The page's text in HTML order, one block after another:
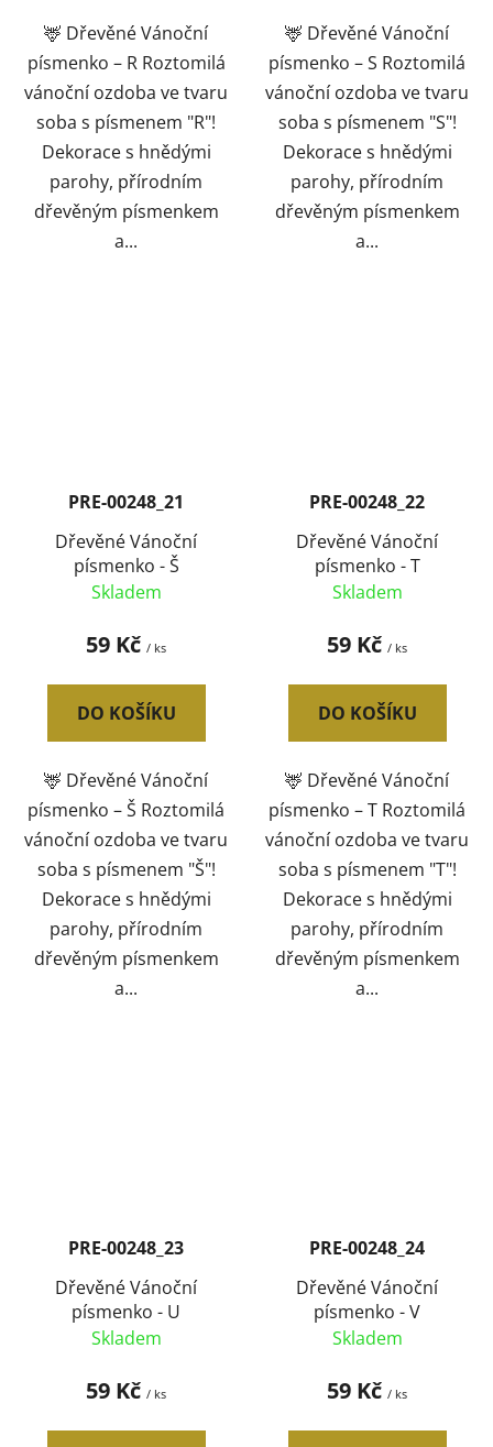
🦌 Dřevěné Vánoční
písmenko – R Roztomilá
vánoční ozdoba ve tvaru
soba s písmenem "R"!
Dekorace s hnědými
parohy, přírodním
dřevěným písmenkem
a...
🦌 Dřevěné Vánoční
písmenko – S Roztomilá
vánoční ozdoba ve tvaru
soba s písmenem "S"!
Dekorace s hnědými
parohy, přírodním
dřevěným písmenkem
a...
PRE-00248_21
Dřevěné Vánoční
písmenko - Š
Skladem
59 Kč / ks
DO KOŠÍKU
🦌 Dřevěné Vánoční
písmenko – Š Roztomilá
vánoční ozdoba ve tvaru
soba s písmenem "Š"!
Dekorace s hnědými
parohy, přírodním
dřevěným písmenkem
a...
PRE-00248_22
Dřevěné Vánoční
písmenko - T
Skladem
59 Kč / ks
DO KOŠÍKU
🦌 Dřevěné Vánoční
písmenko – T Roztomilá
vánoční ozdoba ve tvaru
soba s písmenem "T"!
Dekorace s hnědými
parohy, přírodním
dřevěným písmenkem
a...
PRE-00248_23
Dřevěné Vánoční
písmenko - U
Skladem
59 Kč / ks
PRE-00248_24
Dřevěné Vánoční
písmenko - V
Skladem
59 Kč / ks